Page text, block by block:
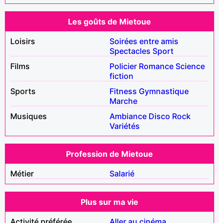
Les goûts de Mietoue
Loisirs
Soirées entre amis
Spectacles Sport
Films
Policier Romance Science
fiction
Sports
Fitness Gymnastique
Marche
Musiques
Ambiance Disco Rock
Variétés
Profession de Mietoue
Métier
Salarié
Plus sur ma vie